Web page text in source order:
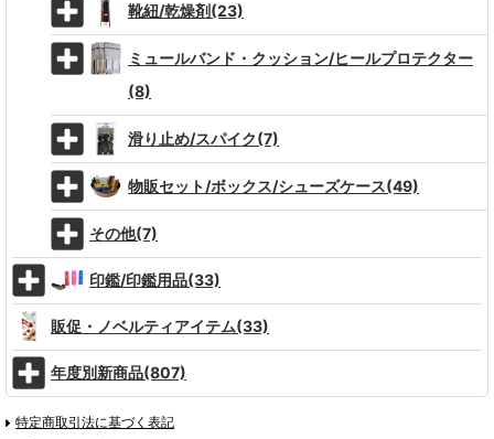
靴紐/乾燥剤(23)
ミュールバンド・クッション/ヒールプロテクター
(8)
滑り止め/スパイク(7)
物販セット/ボックス/シューズケース(49)
その他(7)
印鑑/印鑑用品(33)
販促・ノベルティアイテム(33)
年度別新商品(807)
特定商取引法に基づく表記